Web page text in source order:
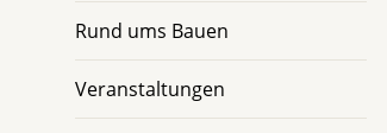
Rund ums Bauen
Veranstaltungen